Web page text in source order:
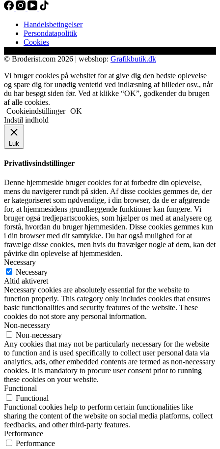
Handelsbetingelser
Persondatapolitik
Cookies
© Broderist.com 2026 | webshop: Grafikbutik.dk
Vi bruger cookies på websitet for at give dig den bedste oplevelse
og spare dig for unødig ventetid ved indlæsning af billeder osv., når
du har besøgt siden før. Ved at klikke “OK”, godkender du brugen
af alle cookies.
Cookieindstillinger OK
Indstil indhold
Luk
Privatlivsindstillinger
Denne hjemmeside bruger cookies for at forbedre din oplevelse,
mens du navigerer rundt på siden. Af disse cookies gemmes de, der
er kategoriseret som nødvendige, i din browser, da de er afgørende
for, at hjemmesidens grundlæggende funktioner kan fungere. Vi
bruger også tredjepartscookies, som hjælper os med at analysere og
forstå, hvordan du bruger hjemmesiden. Disse cookies gemmes kun
i din browser med dit samtykke. Du har også mulighed for at
fravælge disse cookies, men hvis du fravælger nogle af dem, kan det
påvirke din oplevelse af hjemmesiden.
Necessary
Necessary
Altid aktiveret
Necessary cookies are absolutely essential for the website to
function properly. This category only includes cookies that ensures
basic functionalities and security features of the website. These
cookies do not store any personal information.
Non-necessary
Non-necessary
Any cookies that may not be particularly necessary for the website
to function and is used specifically to collect user personal data via
analytics, ads, other embedded contents are termed as non-necessary
cookies. It is mandatory to procure user consent prior to running
these cookies on your website.
Functional
Functional
Functional cookies help to perform certain functionalities like
sharing the content of the website on social media platforms, collect
feedbacks, and other third-party features.
Performance
Performance